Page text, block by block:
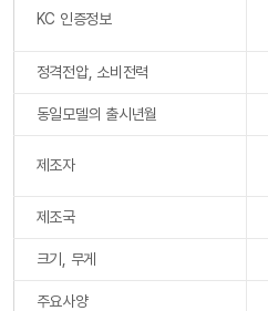
KC 인증정보
정격전압, 소비전력
동일모델의 출시년월
제조자
제조국
크기, 무게
주요사양